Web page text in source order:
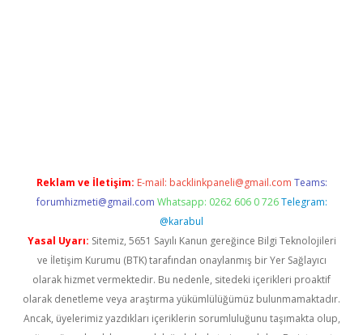
Reklam ve İletişim: E-mail: backlinkpaneli@gmail.com Teams:
forumhizmeti@gmail.com Whatsapp: 0262 606 0 726 Telegram:
@karabul
Yasal Uyarı: Sitemiz, 5651 Sayılı Kanun gereğince Bilgi Teknolojileri
ve İletişim Kurumu (BTK) tarafından onaylanmış bir Yer Sağlayıcı
olarak hizmet vermektedir. Bu nedenle, sitedeki içerikleri proaktif
olarak denetleme veya araştırma yükümlülüğümüz bulunmamaktadır.
Ancak, üyelerimiz yazdıkları içeriklerin sorumluluğunu taşımakta olup,